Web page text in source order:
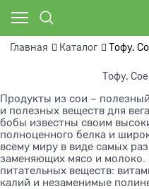
Главная Каталог Тофу.
Тофу.
Продукты из сои –
и полезных веществ для
бобы известны своим
полноценного белка и
всему миру в виде самых
заменяющих мясо и молоко.
питательных веществ:
калий и незаменимые